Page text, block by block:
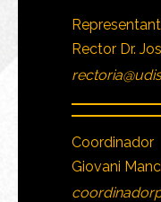
Rector Dr.
Coordinador
Giovani